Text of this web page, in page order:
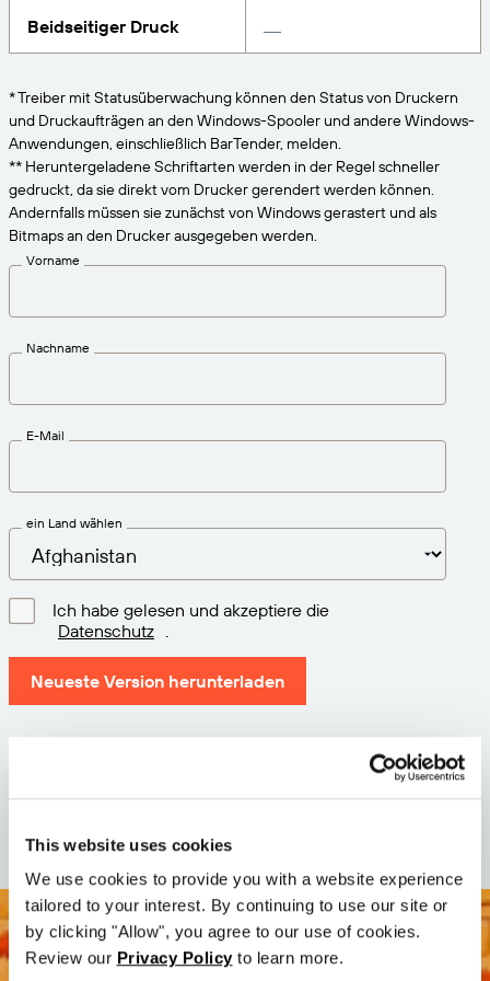
This website uses cookies
We use cookies to provide you with a website experience
tailored to your interest. By continuing to use our site or
by clicking "Allow", you agree to our use of cookies.
Review our Privacy Policy to learn more.
PRODUKT
Preise
Kostenlos testen
Technische Daten
Produktregistrierung
Unterstützte Standards
Amazon Transparency
Lösungsübersicht
VERBINDEN
Karriere
Nachrichten
Reifegradmodell für Etikettierung und
Erhalten Sie die Unterstützung, die Ihren
Beidseitiger Druck
* Treiber mit Statusüberwachung können den Status von Druckern
und Druckaufträgen an den Windows-Spooler und andere Windows-
Anwendungen, einschließlich BarTender, melden.
** Heruntergeladene Schriftarten werden in der Regel schneller
gedruckt, da sie direkt vom Drucker gerendert werden können.
Andernfalls müssen sie zunächst von Windows gerastert und als
Bitmaps an den Drucker ausgegeben werden.
Vorname
Nachname
E-Mail
ein Land wählen
Ich habe gelesen und akzeptiere die
Datenschutz
Neueste Version herunterladen
Datum: 2026-05-05